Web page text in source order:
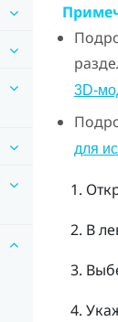
3D-
для
В